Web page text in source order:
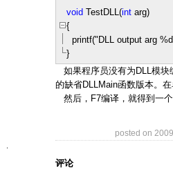
void TestDLL(int arg)
{
printf("DLL output arg
}
如果程序员没有为DLL模块
的缺省DLLMain函数版本。
然后，F7编译，就得到一个
posted on
评论